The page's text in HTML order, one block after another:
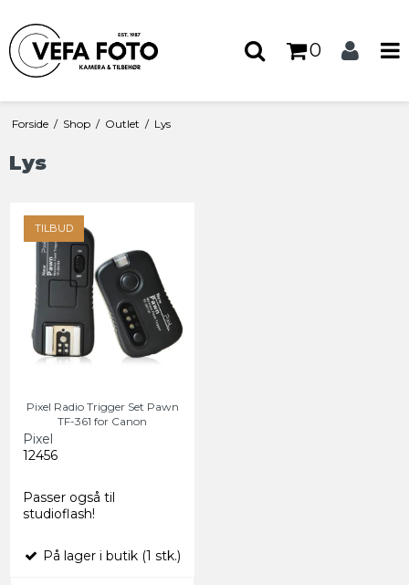
0
Forside / Shop / Outlet / Lys
Lys
TILBUD
Pixel Radio Trigger Set Pawn
TF-361 for Canon
Pixel
12456
Passer også til
studioflash!
På lager i butik (1 stk.)